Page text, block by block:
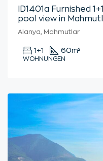
ID1401a Furnished
pool view in
Alanya, Mahmutlar
1+1 60m²
WOHNUNGEN